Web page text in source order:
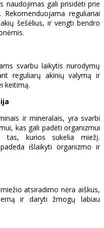
naudojimas gali prisidėti prie
reguliariai
šešėlius, ir vengti bendro
svarbu laikytis nurodymų
reguliarų akinių valymą ir
keitimą.
ir mineralais, yra svarbi
kas gali padėti organizmui
tas, kurios sukelia miežį.
išlaikyti organizmo ir
atsiradimo nėra aiškus,
ir daryti žmogų labiau